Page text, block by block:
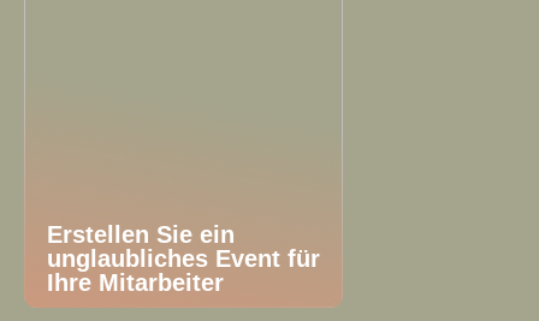
Erstellen Sie ein
unglaubliches Event für
Ihre Mitarbeiter